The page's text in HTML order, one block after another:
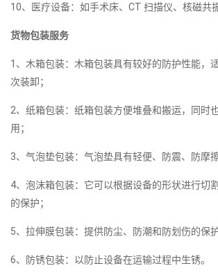
10、医疗设备：如手术床、CT 扫描仪、核磁共
货物包装服务
1、木箱包装：木箱包装具有较好的防护性能，
次装卸；
2、纸箱包装：纸箱包装方便堆叠和搬运，同时
用；
3、气泡垫包装：气泡垫具有轻便、防震、防摩擦
4、泡沫箱包装：它可以根据设备的形状进行切
的保护；
5、拉伸膜包装：提供防尘、防潮和防划伤的保护
6、防锈包装：以防止设备在运输过程中生锈。